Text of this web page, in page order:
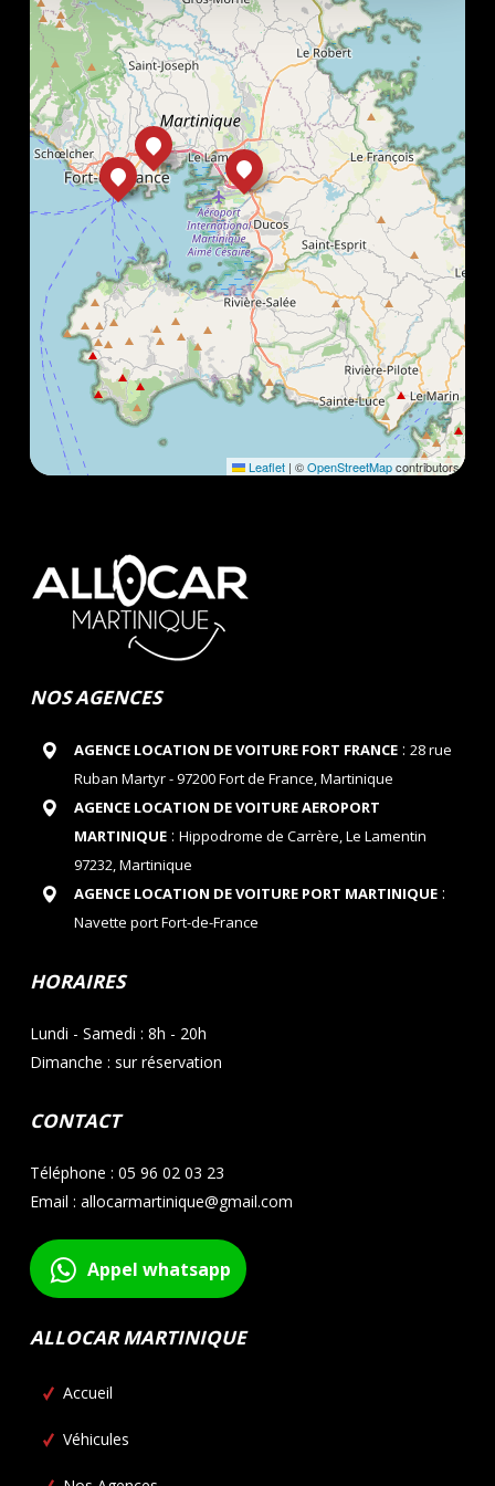
Leaflet | ©OpenStreetMapcontributors
NOS AGENCES
AGENCE LOCATION DE VOITURE FORT FRANCE: 28 rue
Ruban Martyr - 97200 Fort de France, Martinique
AGENCE LOCATION DE VOITURE AEROPORT
MARTINIQUE: Hippodrome de Carrère, Le Lamentin
97232, Martinique
AGENCE LOCATION DE VOITURE PORT MARTINIQUE:
Navette port Fort-de-France
HORAIRES
Lundi - Samedi : 8h - 20h
Dimanche : sur réservation
CONTACT
Téléphone : 05 96 02 03 23
Email : allocarmartinique@gmail.com
Appel whatsapp
ALLOCAR MARTINIQUE
Accueil
Véhicules